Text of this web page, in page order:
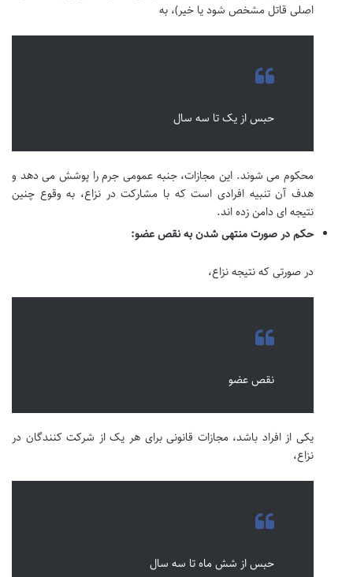
اصلی قاتل مشخص شود یا خیر)، به
حبس از یک تا سه سال
محکوم می شوند. این مجازات، جنبه عمومی جرم را پوشش می دهد و
هدف آن تنبیه افرادی است که با مشارکت در نزاع، به وقوع چنین
نتیجه ای دامن زده اند.
حکم در صورت منتهی شدن به نقص عضو:
در صورتی که نتیجه نزاع،
نقص عضو
یکی از افراد باشد، مجازات قانونی برای هر یک از شرکت کنندگان در
نزاع،
حبس از شش ماه تا سه سال